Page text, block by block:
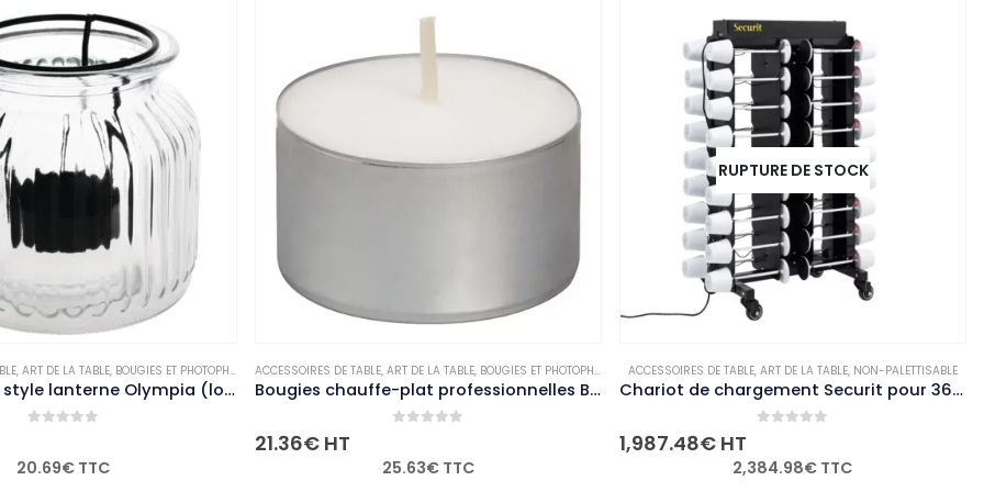
PHOTOPHORES ,NON-PALETTISABLE
Photophores style lanterne Olympia (lot de 6)
ACCESSOIRES DE TABLE,ART DE LA TABLE,BOUGIES ET PHOTOPHORES ,NON-PALETTISABLE
Bougies chauffe-plat professionnelles Bolsius 8 heures (lot de 90)
out of 5
RUPTURE DE STOCK
ACCESSOIRES DE TABLE,ART DE LA TABLE,NON-PALETTISABLE
Chariot de chargement Securit pour 36 lampes de table adapté à GR652 GR655 GR656 GR657 GR658
out of 5
ACCESSOIRES DE TABLE,ART